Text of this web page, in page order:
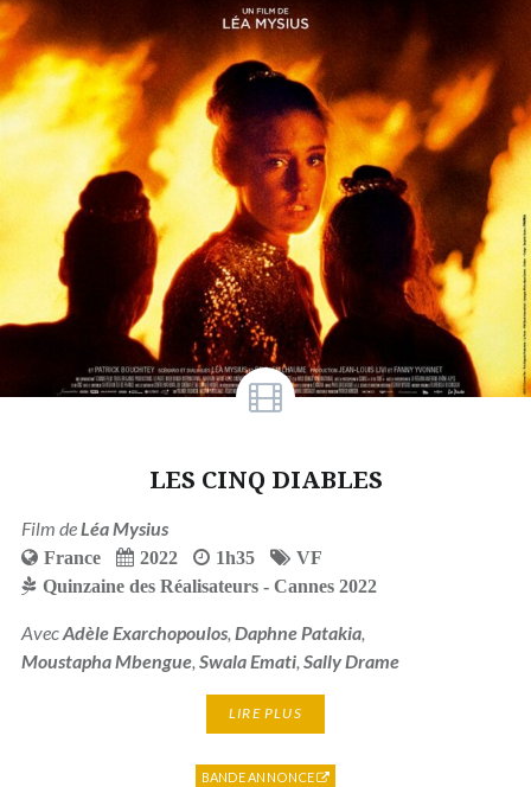
LES CINQ DIABLES
Film de Léa Mysius
France 2022 1h35
VF
Quinzaine des Réalisateurs - Cannes 2022
AvecAdèle Exarchopoulos, Daphne Patakia,
Moustapha Mbengue, Swala Emati, Sally Drame
LIRE PLUS
BANDE ANNONCE